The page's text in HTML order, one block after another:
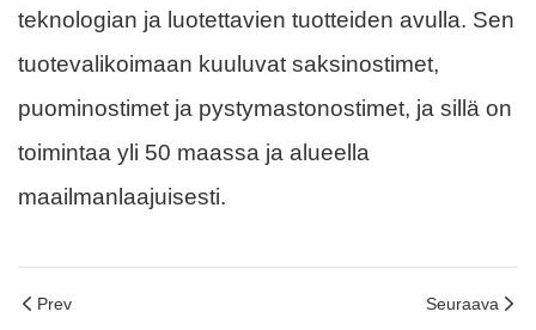
teknologian ja luotettavien tuotteiden avulla. Sen
tuotevalikoimaan kuuluvat saksinostimet,
puominostimet ja pystymastonostimet, ja sillä on
toimintaa yli 50 maassa ja alueella
maailmanlaajuisesti.
Prev Seuraava